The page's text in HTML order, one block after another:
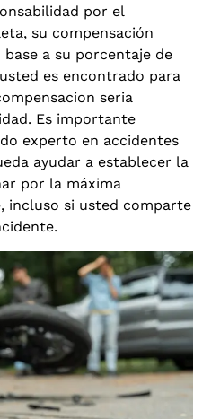
por el
su compensación
a su porcentaje de
es encontrado para
seria
Es importante
experto en accidentes
ayudar a establecer la
por la máxima
incluso si usted comparte